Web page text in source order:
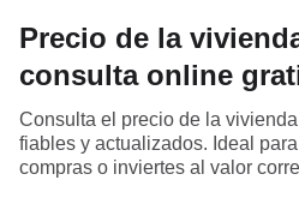
Precio de la
consulta online
Consulta el precio de la
fiables y actualizados. Ideal
compras o inviertes al valor